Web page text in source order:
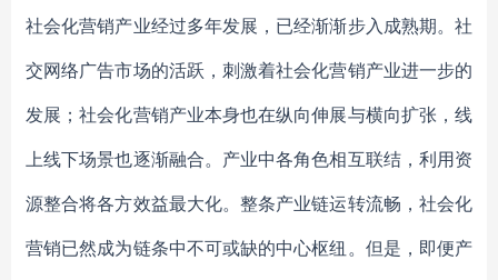
社会化营销产业经过多年发展，已经渐渐步入成熟期。社
交网络广告市场的活跃，刺激着社会化营销产业进一步的
发展；社会化营销产业本身也在纵向伸展与横向扩张，线
上线下场景也逐渐融合。产业中各角色相互联结，利用资
源整合将各方效益最大化。整条产业链运转流畅，社会化
营销已然成为链条中不可或缺的中心枢纽。但是，即便产